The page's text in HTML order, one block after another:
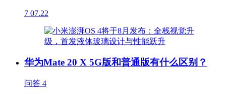
7 07.22
华为Mate 20 X 5G版和普通版有什么区别？
问答 4